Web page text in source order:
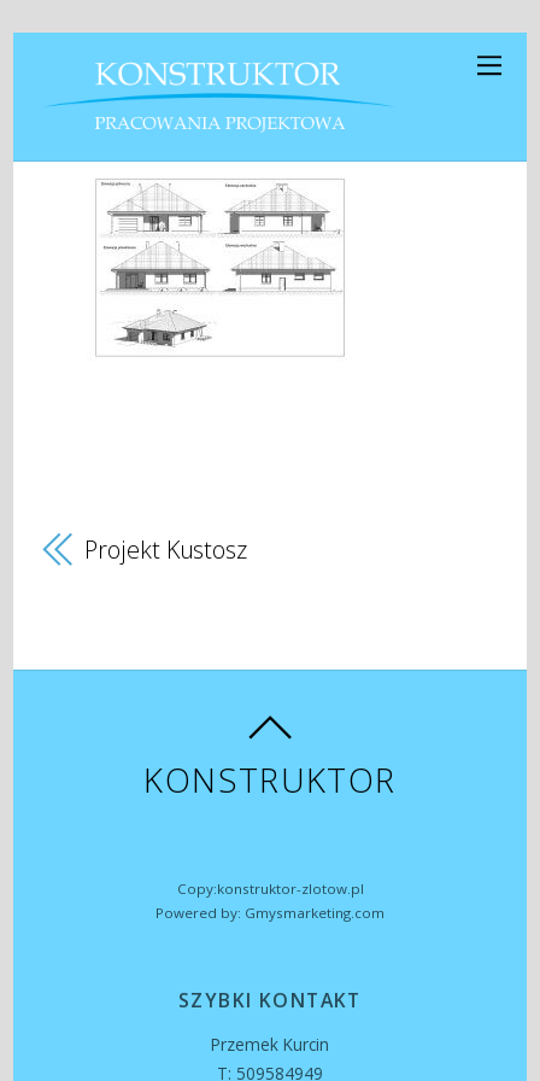
Kustosz
Projekt Kustosz
KONSTRUKTOR
Copy:konstruktor-zlotow.pl
Powered by: Gmysmarketing.com
SZYBKI KONTAKT
Przemek Kurcin
T: 509584949